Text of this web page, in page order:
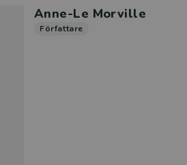
Anne-Le Morville
Författare